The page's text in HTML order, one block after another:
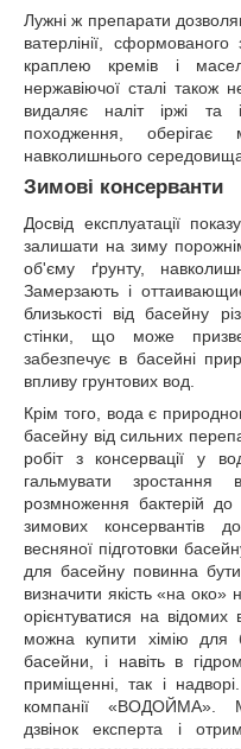
Лужні ж препарати
ватерлінії, сформованого
краплею кремів і
нержавіючої сталі також
видаляє наліт іржі та
походження,
навколишнього
Зимові консерванти
Досвід експлуатації
залишати на зиму
об'єму ґрунту,
Замерзають і
близькості від басейну
стінки, що може
забезпечує в басейні
впливу грунтових вод.
Крім того, вода є
басейну від сильних
робіт з консервації у
гальмувати
розмноження бактерій до
зимових консервантів
весняної підготовки
для басейну повинна
визначити якість «на
орієнтуватися на відомих
можна купити хімію для
басейни, і навіть в
приміщенні, так і
компанії «ВОДОЙМА».
дзвінок експерта і